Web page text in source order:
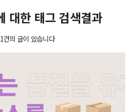
대한 태그 검색결과
건의 글이 있습니다